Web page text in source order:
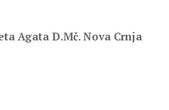
Agata D.Mč. Nova Crnja